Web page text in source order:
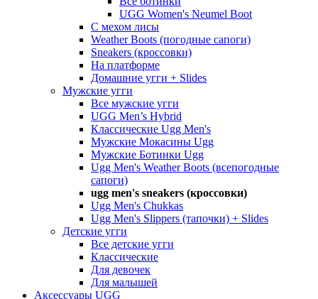
UGG Women's Neumel Boot
С мехом лисы
Weather Boots (погодные сапоги)
Sneakers (кроссовки)
На платформе
Домашние угги + Slides
Мужские угги
Все мужские угги
UGG Men’s Hybrid
Классические Ugg Men's
Мужские Мокасины Ugg
Мужские Ботинки Ugg
Ugg Men's Weather Boots (всепогодные
сапоги)
ugg men's sneakers (кроссовки)
Ugg Men's Chukkas
Ugg Men's Slippers (тапочки) + Slides
Детские угги
Все детские угги
Классические
Для девочек
Для малышей
Аксессуары UGG